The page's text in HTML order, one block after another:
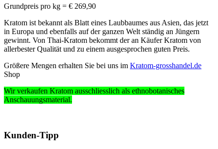
Grundpreis pro kg = € 269,90
Kratom ist bekannt als Blatt eines Laubbaumes aus Asien, das jetzt
in Europa und ebenfalls auf der ganzen Welt ständig an Jüngern
gewinnt. Von Thai-Kratom bekommt der an Käufer Kratom von
allerbester Qualität und zu einem ausgesprochen guten Preis.
Größere Mengen erhalten Sie bei uns im Kratom-grosshandel.de
Shop
Wir verkaufen Kratom ausschliesslich als ethnobotanisches
Anschauungsmaterial.
Kunden-Tipp